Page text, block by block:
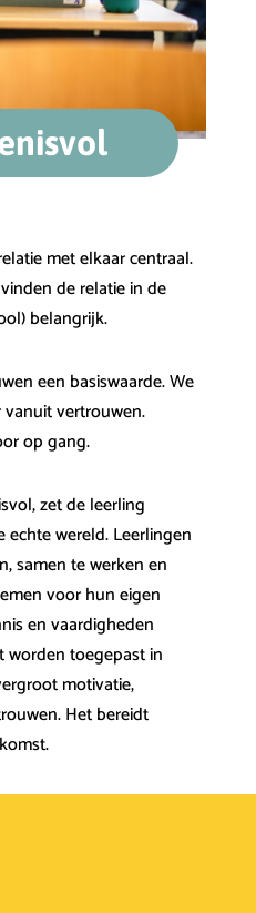
met elkaar centraal.
de relatie in de
belangrijk.
een basiswaarde. We
vertrouwen.
op gang.
zet de leerling
wereld. Leerlingen
samen te werken en
voor hun eigen
en vaardigheden
worden toegepast in
motivatie,
Het bereidt